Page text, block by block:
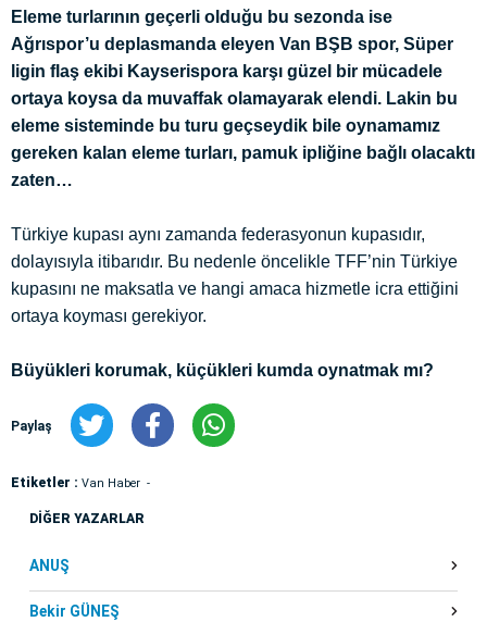
Eleme turlarının geçerli olduğu bu sezonda ise
Ağrıspor’u deplasmanda eleyen Van BŞB spor, Süper
ligin flaş ekibi Kayserispora karşı güzel bir mücadele
ortaya koysa da muvaffak olamayarak elendi. Lakin bu
eleme sisteminde bu turu geçseydik bile oynamamız
gereken kalan eleme turları, pamuk ipliğine bağlı olacaktı
zaten…
Türkiye kupası aynı zamanda federasyonun kupasıdır,
dolayısıyla itibarıdır. Bu nedenle öncelikle TFF’nin Türkiye
kupasını ne maksatla ve hangi amaca hizmetle icra ettiğini
ortaya koyması gerekiyor.
Büyükleri korumak, küçükleri kumda oynatmak mı?
Paylaş
Etiketler : Van Haber
DİĞER YAZARLAR
ANUŞ
Bekir GÜNEŞ